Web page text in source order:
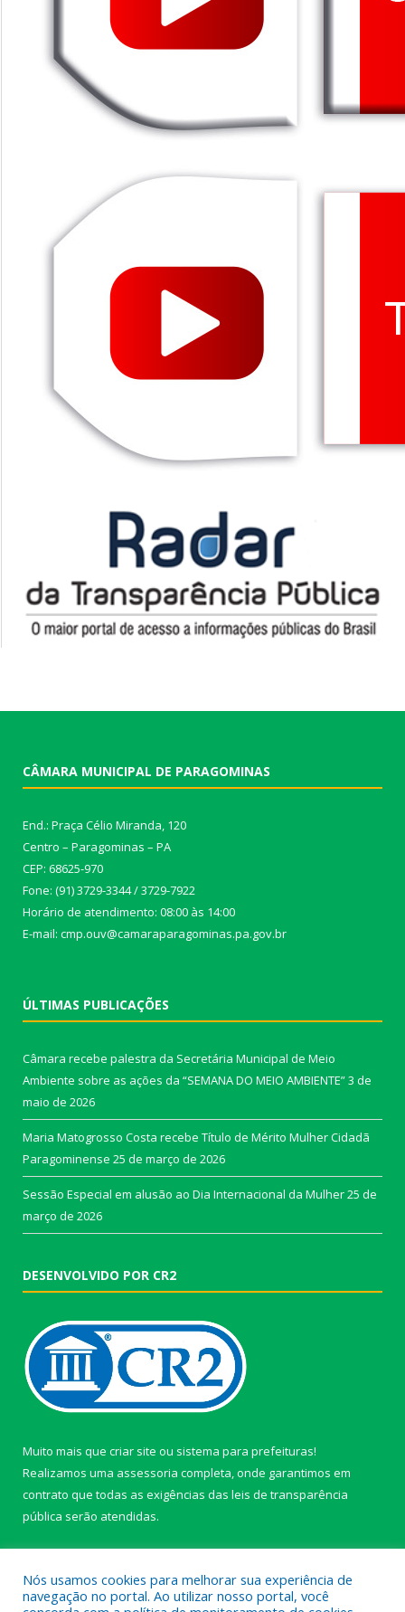
CÂMARA MUNICIPAL DE PARAGOMINAS
End.: Praça Célio Miranda, 120
Centro – Paragominas – PA
CEP: 68625-970
Fone: (91) 3729-3344 / 3729-7922
Horário de atendimento: 08:00 às 14:00
E-mail: cmp.ouv@camaraparagominas.pa.gov.br
ÚLTIMAS PUBLICAÇÕES
Câmara recebe palestra da Secretária Municipal de Meio
Ambiente sobre as ações da “SEMANA DO MEIO AMBIENTE”3 de
maio de 2026
Maria Matogrosso Costa recebe Título de Mérito Mulher Cidadã
Paragominense 25 de março de 2026
Sessão Especial em alusão ao Dia Internacional da Mulher25 de
março de 2026
DESENVOLVIDO POR CR2
Muito mais que criar site ou sistema para prefeituras!
Realizamos uma assessoria completa, onde garantimos em
contrato que todas as exigências das leis de transparência
pública serão atendidas.
Nós usamos cookies para melhorar sua experiência de
navegação no portal. Ao utilizar nosso portal, você